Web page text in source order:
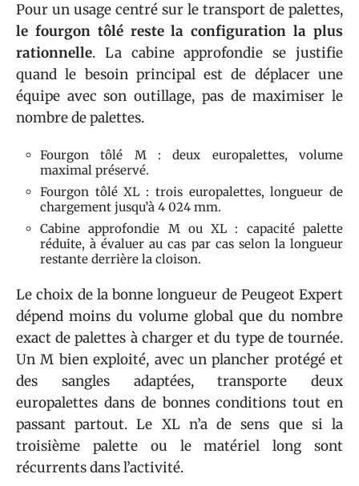
Pour un usage centré sur le transport de palettes,
le fourgon tôlé reste la configuration la plus
rationnelle. La cabine approfondie se justifie
quand le besoin principal est de déplacer une
équipe avec son outillage, pas de maximiser le
nombre de palettes.
Fourgon tôlé M : deux europalettes, volume
maximal préservé.
Fourgon tôlé XL : trois europalettes, longueur de
chargement jusqu’à 4 024 mm.
Cabine approfondie M ou XL : capacité palette
réduite, à évaluer au cas par cas selon la longueur
restante derrière la cloison.
Le choix de la bonne longueur de Peugeot Expert
dépend moins du volume global que du nombre
exact de palettes à charger et du type de tournée.
Un M bien exploité, avec un plancher protégé et
des sangles adaptées, transporte deux
europalettes dans de bonnes conditions tout en
passant partout. Le XL n’a de sens que si la
troisième palette ou le matériel long sont
récurrents dans l’activité.